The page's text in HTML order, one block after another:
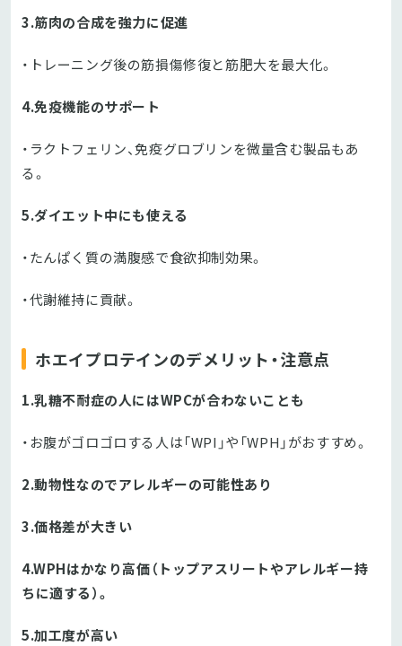
3.筋肉の合成を強力に促進
・トレーニング後の筋損傷修復と筋肥大を最大化。
4.免疫機能のサポート
・ラクトフェリン、免疫グロブリンを微量含む製品もあ
る。
5.ダイエット中にも使える
・たんぱく質の満腹感で食欲抑制効果。
・代謝維持に貢献。
ホエイプロテインのデメリット・注意点
1.乳糖不耐症の人にはWPCが合わないことも
・お腹がゴロゴロする人は「WPI」や「WPH」がおすすめ。
2.動物性なのでアレルギーの可能性あり
3.価格差が大きい
4.WPHはかなり高価（トップアスリートやアレルギー持
ちに適する）。
5.加工度が高い